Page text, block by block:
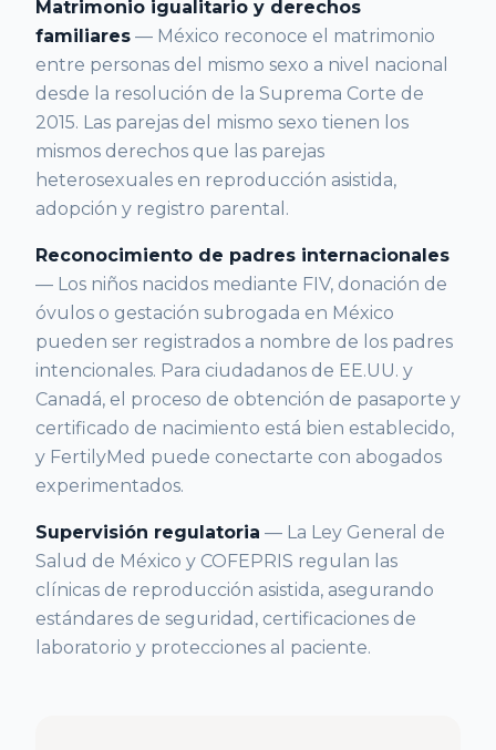
Matrimonio igualitario y derechos
familiares — México reconoce el matrimonio
entre personas del mismo sexo a nivel nacional
desde la resolución de la Suprema Corte de
2015. Las parejas del mismo sexo tienen los
mismos derechos que las parejas
heterosexuales en reproducción asistida,
adopción y registro parental.
Reconocimiento de padres internacionales
— Los niños nacidos mediante FIV, donación de
óvulos o gestación subrogada en México
pueden ser registrados a nombre de los padres
intencionales. Para ciudadanos de EE.UU. y
Canadá, el proceso de obtención de pasaporte y
certificado de nacimiento está bien establecido,
y FertilyMed puede conectarte con abogados
experimentados.
Supervisión regulatoria — La Ley General de
Salud de México y COFEPRIS regulan las
clínicas de reproducción asistida, asegurando
estándares de seguridad, certificaciones de
laboratorio y protecciones al paciente.